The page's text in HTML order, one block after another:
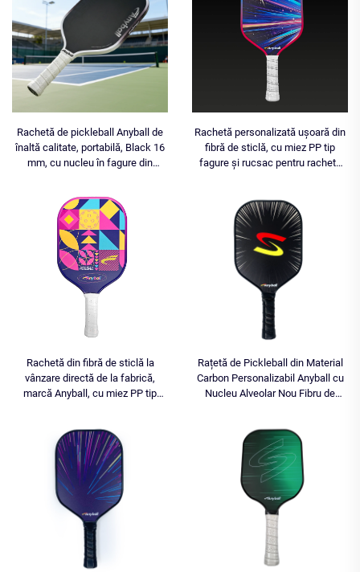
Rachetă de pickleball Anyball de
înaltă calitate, portabilă, Black 16
mm, cu nucleu în fagure din
EVA și fibră de carbon T700
Rachetă personalizată ușoară din
fibră de sticlă, cu miez PP tip
fagure și rucsac pentru rachete
Rachetă din fibră de sticlă la
vânzare directă de la fabrică,
marcă Anyball, cu miez PP tip
Rațetă de Pickleball din Material
Carbon Personalizabil Anyball cu
Nucleu Alveolar Nou Fibru de